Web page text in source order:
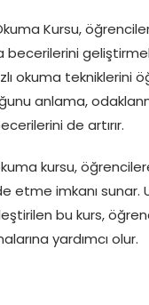
Okuma Kursu,
becerilerini
okuma tekniklerini
anlama,
de artırır.
kursu,
etme imkanı
bu kurs,
yardımcı olur.